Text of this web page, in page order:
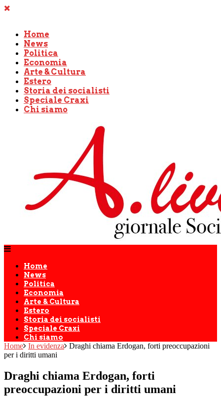
Home
News
Politica
Economia
Arte & Cultura
Estero
Storia dei socialisti
Speciale Craxi
Chi siamo
Home
News
Politica
Economia
Arte & Cultura
Estero
Storia dei socialisti
Speciale Craxi
Chi siamo
Home In evidenza
Draghi chiama Erdogan, forti preoccupazioni
per i diritti umani
Draghi chiama Erdogan, forti
preoccupazioni per i diritti umani